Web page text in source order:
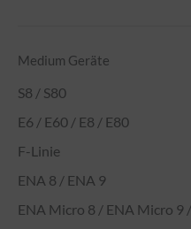
Medium Geräte
S8 / S80
E6 / E60 / E8 / E80
F-Linie
ENA 8 / ENA 9
ENA Micro 8 / ENA Micro 9